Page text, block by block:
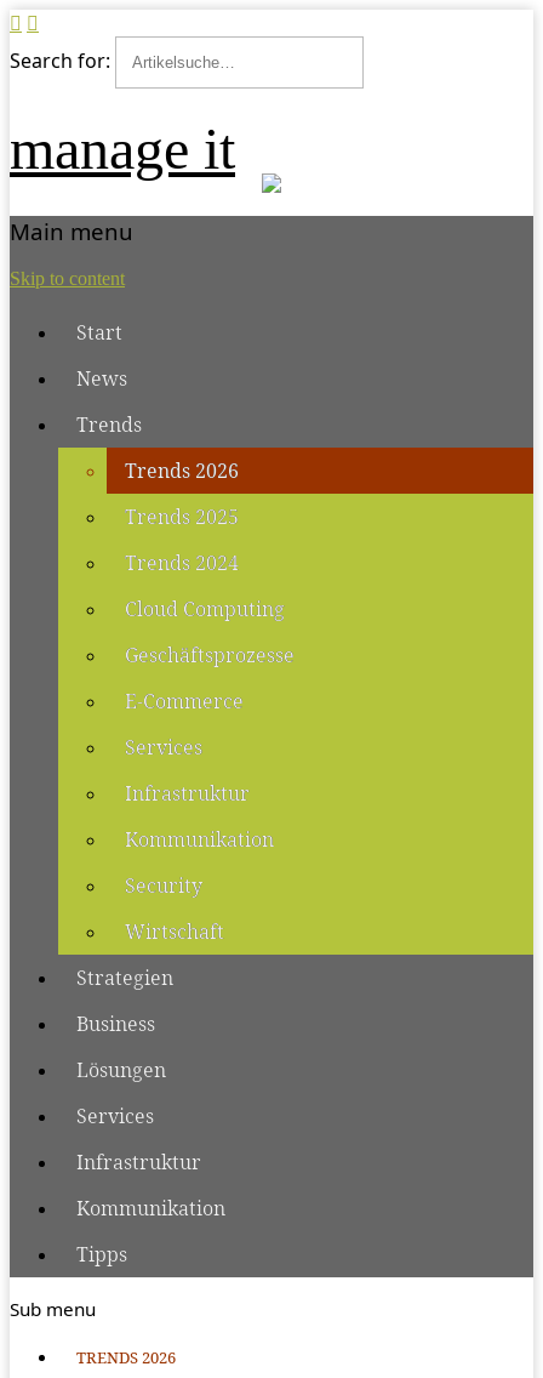
Search for:
manage it
Main menu
Skip to content
Start
News
Trends
Trends 2026
Trends 2025
Trends 2024
Cloud Computing
Geschäftsprozesse
E-Commerce
Services
Infrastruktur
Kommunikation
Security
Wirtschaft
Strategien
Business
Lösungen
Services
Infrastruktur
Kommunikation
Tipps
Sub menu
TRENDS 2026